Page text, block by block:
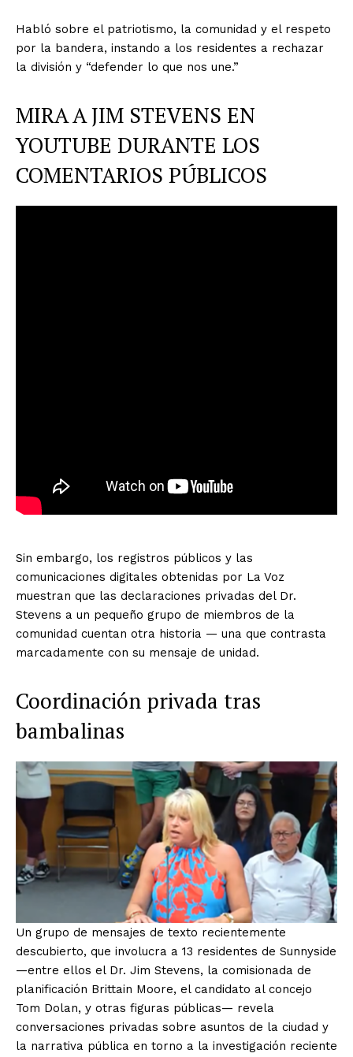
Habló sobre el patriotismo, la comunidad y el respeto
por la bandera, instando a los residentes a rechazar
la división y “defender lo que nos une.”
MIRA A JIM STEVENS EN
YOUTUBE DURANTE LOS
COMENTARIOS PÚBLICOS
Sin embargo, los registros públicos y las
comunicaciones digitales obtenidas por La Voz
muestran que las declaraciones privadas del Dr.
Stevens a un pequeño grupo de miembros de la
comunidad cuentan otra historia — una que contrasta
marcadamente con su mensaje de unidad.
Coordinación privada tras
bambalinas
Un grupo de mensajes de texto recientemente
descubierto, que involucra a 13 residentes de Sunnyside
—entre ellos el Dr. Jim Stevens, la comisionada de
planificación Brittain Moore, el candidato al concejo
Tom Dolan, y otras figuras públicas— revela
conversaciones privadas sobre asuntos de la ciudad y
la narrativa pública en torno a la investigación reciente